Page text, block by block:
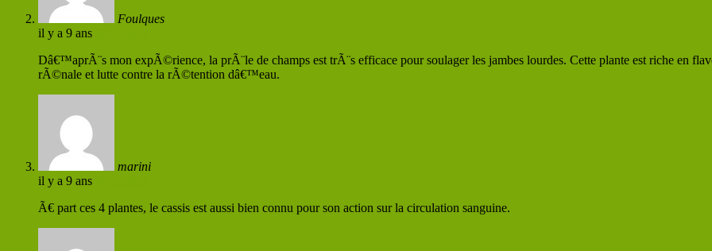
Foulques
il y a 9 ans
Dâ€™aprÃ¨s mon expÃ©rience, la prÃ¨le de champs est trÃ¨s efficace pour soulager les jambes lourdes. Cette plante est riche en
rÃ©nale et lutte contre la rÃ©tention dâ€™eau.
marini
il y a 9 ans
Ã€ part ces 4 plantes, le cassis est aussi bien connu pour son action sur la circulation sanguine.